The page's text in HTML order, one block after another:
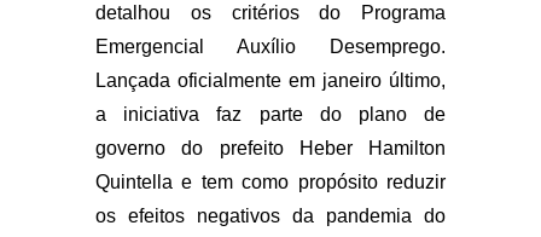
detalhou os critérios do Programa
Emergencial Auxílio Desemprego.
Lançada oficialmente em janeiro último,
a iniciativa faz parte do plano de
governo do prefeito Heber Hamilton
Quintella e tem como propósito reduzir
os efeitos negativos da pandemia do